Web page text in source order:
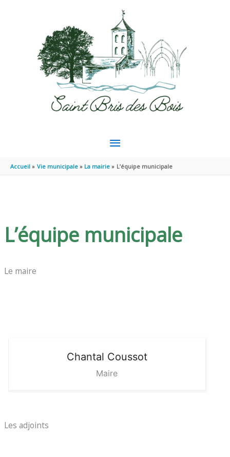
MENU
PRINCIPAL
Accueil Vie municipale La mairie L’équipe municipale
L’équipe municipale
Le maire
Chantal Coussot
Maire
Les adjoints